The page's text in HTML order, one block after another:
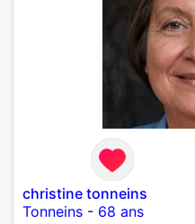
christine tonneins
Tonneins - 68 ans